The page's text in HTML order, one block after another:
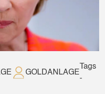
GOLDANLAGE
Tags
-